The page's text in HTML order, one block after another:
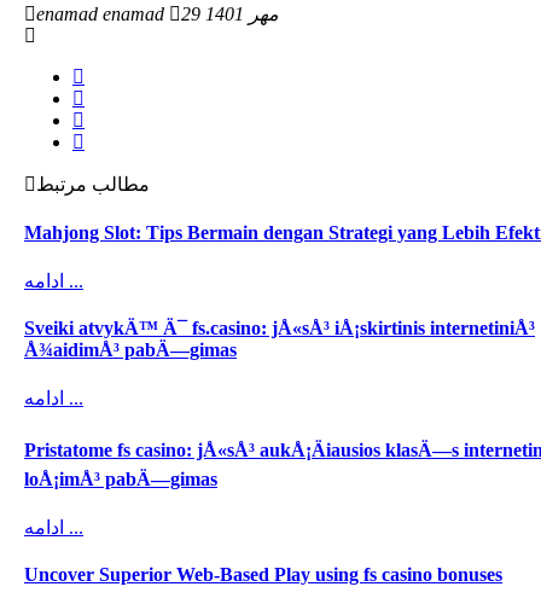
enamad enamad 29 مهر 1401
مطالب مرتبط
Mahjong Slot: Tips Bermain dengan Strategi yang Lebih
ادامه ...
Sveiki atvykÄ™ Ä¯ fs.casino: jÅ«sÅ³ iÅ¡skirtinis internetiniÅ³
Å¾aidimÅ³ pabÄ—gimas
ادامه ...
Pristatome fs casino: jÅ«sÅ³ aukÅ¡Äiausios klasÄ—s
loÅ¡imÅ³ pabÄ—gimas
ادامه ...
Uncover Superior Web-Based Play using fs casino bonuses